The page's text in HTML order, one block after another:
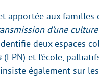
apportée aux
d’une
deux espaces
(EPN) et l’école,
également sur